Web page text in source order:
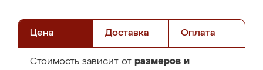
Цена Доставка Оплата
Стоимость зависит от размеров и